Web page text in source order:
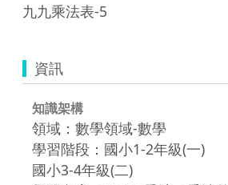
九九乘法表-5
資訊
知識架構
領域：數學領域-數學
學習階段：國小1-2年級(一)
國小3-4年級(二)